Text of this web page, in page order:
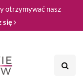
otrzymywać nasz
się